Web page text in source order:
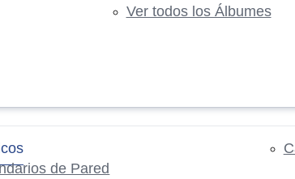
Ver todos los Álbumes
de Pared